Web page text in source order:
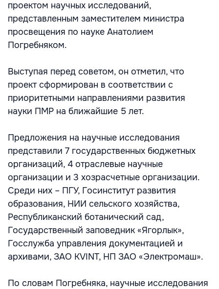
проектом научных исследований,
представленным заместителем министра
просвещения по науке Анатолием
Погребняком.
Выступая перед советом, он отметил, что
проект сформирован в соответствии с
приоритетными направлениями развития
науки ПМР на ближайшие 5 лет.
Предложения на научные исследования
представили 7 государственных бюджетных
организаций, 4 отраслевые научные
организации и 3 хозрасчетные организации.
Среди них – ПГУ, Госинститут развития
образования, НИИ сельского хозяйства,
Республиканский ботанический сад,
Государственный заповедник «Ягорлык»,
Госслужба управления документацией и
архивами, ЗАО KVINT, НП ЗАО «Электромаш».
По словам Погребняка, научные исследования